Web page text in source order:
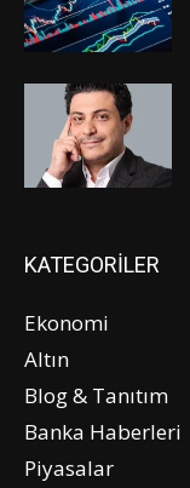
KATEGORİLER
Ekonomi
Altın
Blog & Tanıtım
Banka Haberleri
Piyasalar